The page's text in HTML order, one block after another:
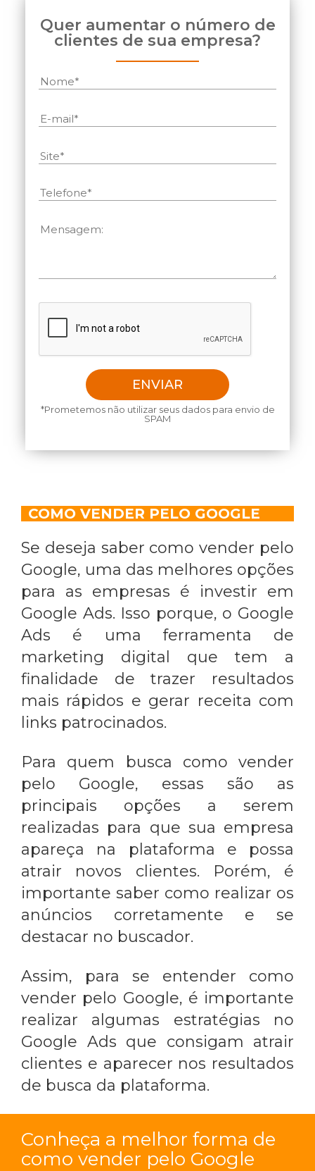
*Prometemos não utilizar seus dados para envio de
SPAM
COMO VENDER PELO GOOGLE
Se deseja saber como vender pelo
Google, uma das melhores opções
para as empresas é investir em
Google Ads. Isso porque, o Google
Ads é uma ferramenta de
marketing digital que tem a
finalidade de trazer resultados
mais rápidos e gerar receita com
links patrocinados.
Para quem busca como vender
pelo Google, essas são as
principais opções a serem
realizadas para que sua empresa
apareça na plataforma e possa
atrair novos clientes. Porém, é
importante saber como realizar os
anúncios corretamente e se
destacar no buscador.
Assim, para se entender como
vender pelo Google, é importante
realizar algumas estratégias no
Google Ads que consigam atrair
clientes e aparecer nos resultados
de busca da plataforma.
Conheça a melhor forma de
como vender pelo Google